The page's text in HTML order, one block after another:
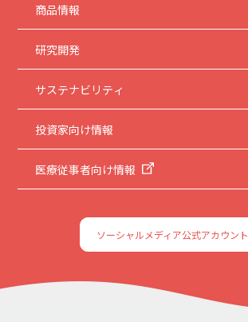
商品情報
研究開発
サステナビリティ
投資家向け情報
医療従事者向け情報
ソーシャルメディア公式アカウント